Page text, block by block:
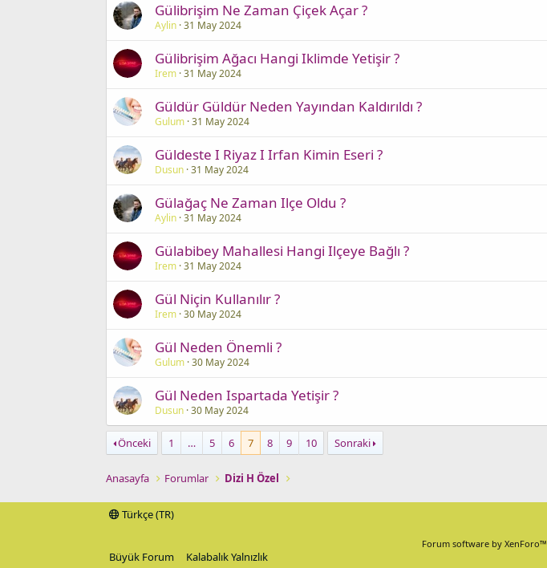
Gülibrişim Ne Zaman Çiçek Açar ?
Aylin 31 May 2024
Gülibrişim Ağacı Hangi Iklimde Yetişir ?
Irem 31 May 2024
Güldür Güldür Neden Yayından Kaldırıldı ?
Gulum 31 May 2024
Güldeste I Riyaz I Irfan Kimin Eseri ?
Dusun 31 May 2024
Gülağaç Ne Zaman Ilçe Oldu ?
Aylin 31 May 2024
Gülabibey Mahallesi Hangi Ilçeye Bağlı ?
Irem 31 May 2024
Gül Niçin Kullanılır ?
Irem 30 May 2024
Gül Neden Önemli ?
Gulum 30 May 2024
Gül Neden Ispartada Yetişir ?
Dusun 30 May 2024
Önceki 1 … 5 6 7 8 9 10 Sonraki
Anasayfa Forumlar Dizi H Özel
Türkçe (TR)
Forum software by XenForo™
Büyük Forum Kalabalık Yalnızlık